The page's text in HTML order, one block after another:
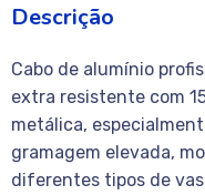
Descrição
Cabo de alumínio
extra resistente com
metálica,
gramagem elevada,
diferentes tipos de